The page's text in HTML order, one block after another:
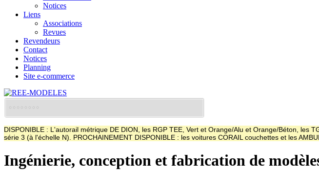
Notices
Liens
Associations
Revues
Revendeurs
Contact
Notices
Planning
Site e-commerce
DISPONIBLE : L'autorail métrique DE DION, les RGP TEE, Vert et Orange/Alu et Orange/Béton, les
série 3 (à l'échelle N). PROCHAINEMENT DISPONIBLE : les voitures CORAIL couchettes et les
Ingénierie, conception et fabrication de